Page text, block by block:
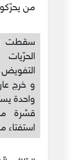
من
سقطت
و خرج
واحدة
قشرة
استفتاء